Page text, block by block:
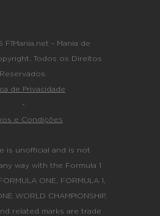
F1Mania.net - Mania de
Todos os Direitos
Reservados.
de Privacidade
-
e Condições
is unofficial and is not
way with the Formula 1
ONE, FORMULA 1,
WORLD CHAMPIONSHIP,
related marks are trade